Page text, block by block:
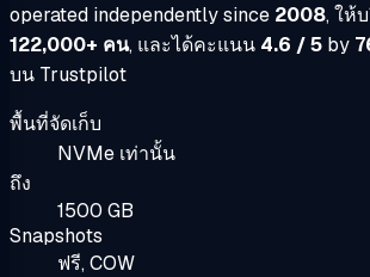
operated independently since 2008, ให้
122,000+ คน, และได้คะแนน 4.6 / 5 by
บน Trustpilot
พื้นที่จัดเก็บ
NVMe เท่านั้น
ถึง
1500 GB
Snapshots
ฟรี, COW